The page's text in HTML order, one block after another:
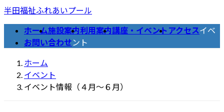
コ
ン
ン
ナ
ビ
ー
半田福祉ふれあいプール
ホーム施設案内利用案内講座・イベント アクセス
お問い合わせ
イベ
ント
ホーム
イベント
イベント情報（４月～６月）